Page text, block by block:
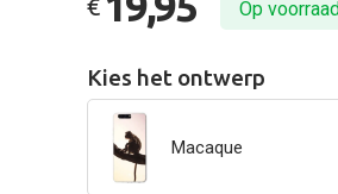
€ Op
Kies het ontwerp
Macaque